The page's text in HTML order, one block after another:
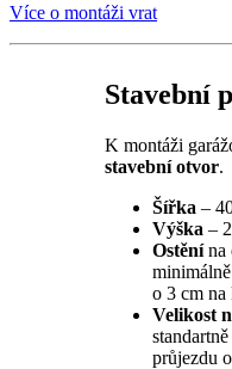
Více o montáži vrat
Stavební
K montáži
stavební otvor.
Šířka –
Výška –
Ostěnína
o 3 cm na
Velikost
průjezdu